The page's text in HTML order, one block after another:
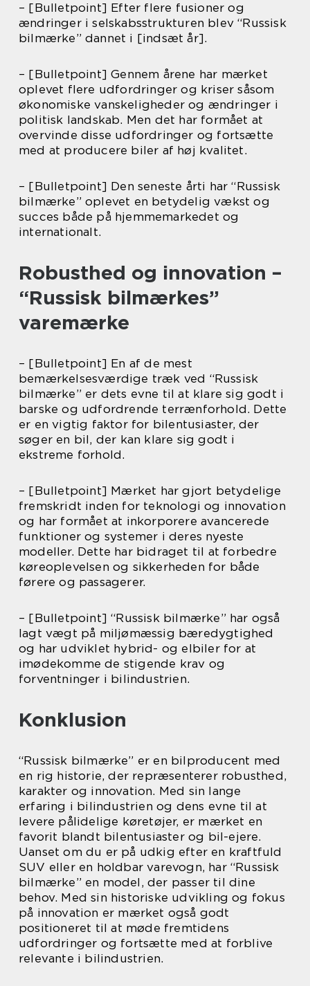
– [Bulletpoint] Efter flere fusioner og
ændringer i selskabsstrukturen blev “Russisk
bilmærke” dannet i [indsæt år].
– [Bulletpoint] Gennem årene har mærket
oplevet flere udfordringer og kriser såsom
økonomiske vanskeligheder og ændringer i
politisk landskab. Men det har formået at
overvinde disse udfordringer og fortsætte
med at producere biler af høj kvalitet.
– [Bulletpoint] Den seneste årti har “Russisk
bilmærke” oplevet en betydelig vækst og
succes både på hjemmemarkedet og
internationalt.
Robusthed og innovation –
“Russisk bilmærkes”
varemærke
– [Bulletpoint] En af de mest
bemærkelsesværdige træk ved “Russisk
bilmærke” er dets evne til at klare sig godt i
barske og udfordrende terrænforhold. Dette
er en vigtig faktor for bilentusiaster, der
søger en bil, der kan klare sig godt i
ekstreme forhold.
– [Bulletpoint] Mærket har gjort betydelige
fremskridt inden for teknologi og innovation
og har formået at inkorporere avancerede
funktioner og systemer i deres nyeste
modeller. Dette har bidraget til at forbedre
køreoplevelsen og sikkerheden for både
førere og passagerer.
– [Bulletpoint] “Russisk bilmærke” har også
lagt vægt på miljømæssig bæredygtighed
og har udviklet hybrid- og elbiler for at
imødekomme de stigende krav og
forventninger i bilindustrien.
Konklusion
“Russisk bilmærke” er en bilproducent med
en rig historie, der repræsenterer robusthed,
karakter og innovation. Med sin lange
erfaring i bilindustrien og dens evne til at
levere pålidelige køretøjer, er mærket en
favorit blandt bilentusiaster og bil-ejere.
Uanset om du er på udkig efter en kraftfuld
SUV eller en holdbar varevogn, har “Russisk
bilmærke” en model, der passer til dine
behov. Med sin historiske udvikling og fokus
på innovation er mærket også godt
positioneret til at møde fremtidens
udfordringer og fortsætte med at forblive
relevante i bilindustrien.